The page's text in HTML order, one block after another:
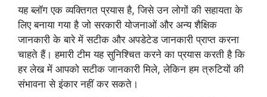
यह ब्लॉग एक व्यक्तिगत प्रयास है, जिसे उन लोगों की सहायता के
लिए बनाया गया है जो सरकारी योजनाओं और अन्य शैक्षिक
जानकारी के बारे में सटीक और अपडेटेड जानकारी प्राप्त करना
चाहते हैं। हमारी टीम यह सुनिश्चित करने का प्रयास करती है कि
हर लेख में आपको सटीक जानकारी मिले, लेकिन हम त्रुटियों की
संभावना से इंकार नहीं कर सकते।